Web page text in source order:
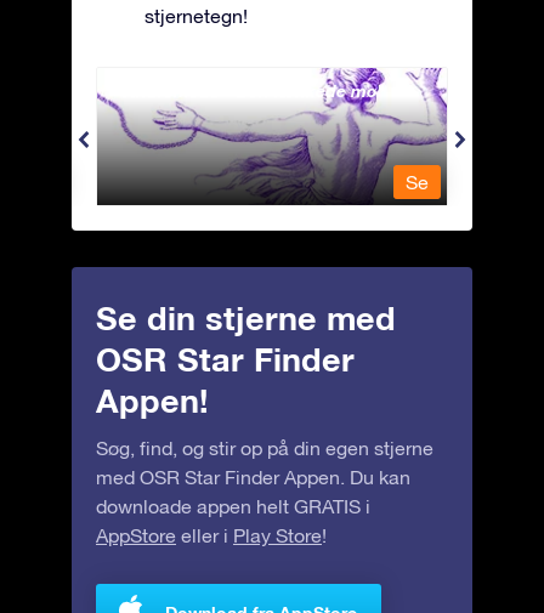
stjernetegn!
Andromeda - Den lænkede mø
Se
Se din stjerne med
OSR Star Finder
Appen!
Søg, find, og stir op på din egen stjerne
med OSR Star Finder Appen. Du kan
downloade appen helt GRATIS i
AppStore eller i Play Store!